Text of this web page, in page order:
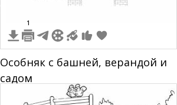
1
Особняк с башней, верандой и
садом